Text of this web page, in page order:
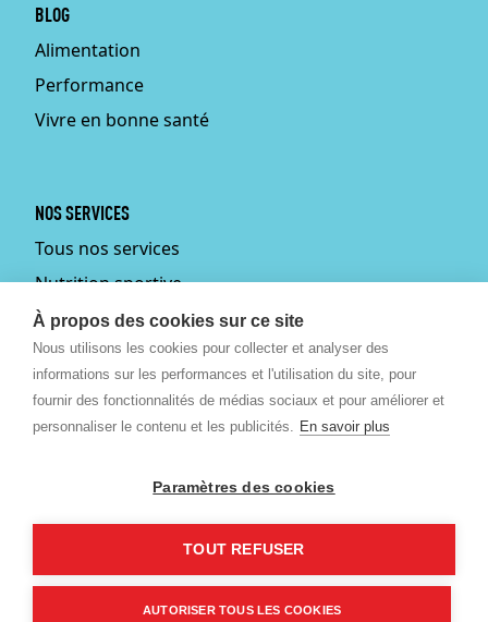
À propos des cookies sur ce site
Nous utilisons les cookies pour collecter et analyser des
informations sur les performances et l'utilisation du site, pour
fournir des fonctionnalités de médias sociaux et pour améliorer et
personnaliser le contenu et les publicités. En savoir plus
Paramètres des cookies
TOUT REFUSER
AUTORISER TOUS LES COOKIES
BLOG
Alimentation
Performance
Vivre en bonne santé
NOS SERVICES
Tous nos services
Nutrition sportive
Personal training
Fitmums
Médecin du sport
Podologie
Massages bien-être et
sportif
©2026 Revitalize SPRL.Créé par Artimon Digital
- Cookies